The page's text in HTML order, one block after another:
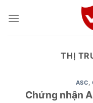
THỊ
ASC,
Chứng nhận